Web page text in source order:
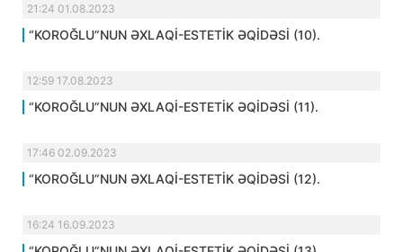
21:24 01.08.2023
“KOROĞLU”NUN ƏXLAQİ-ESTETİK ƏQİDƏSİ (10).
12:59 17.08.2023
“KOROĞLU”NUN ƏXLAQİ-ESTETİK ƏQİDƏSİ (11).
17:46 02.09.2023
“KOROĞLU”NUN ƏXLAQİ-ESTETİK ƏQİDƏSİ (12).
16:24 16.09.2023